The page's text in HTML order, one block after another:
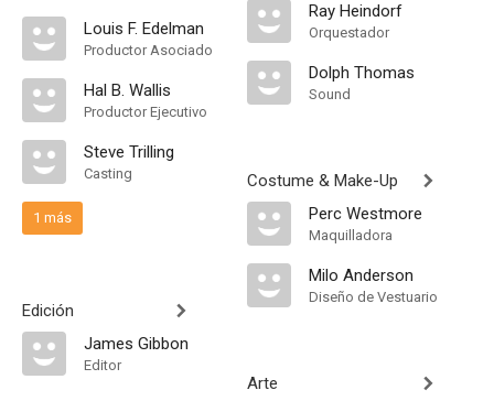
Louis F. Edelman
Productor Asociado
Hal B. Wallis
Productor Ejecutivo
Steve Trilling
Casting
1 más
Edición
James Gibbon
Editor
Ray Heindorf
Orquestador
Dolph Thomas
Sound
Costume & Make-Up
Perc Westmore
Maquilladora
Milo Anderson
Diseño de Vestuario
Arte